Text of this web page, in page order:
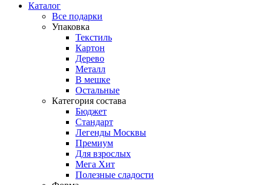
Каталог
Все подарки
Упаковка
Текстиль
Картон
Дерево
Металл
В мешке
Остальные
Категория состава
Бюджет
Стандарт
Легенды Москвы
Премиум
Для взрослых
Мега Хит
Полезные сладости